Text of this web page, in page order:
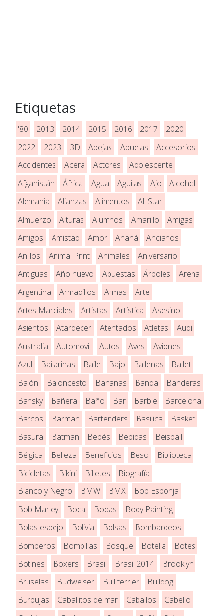
Etiquetas
'80 2013 2014 2015 2016 2017
2020
2022
2023 3D Abejas Abuelas
Accesorios
Accidentes
Acera Actores
Adolescente
Afganistán
África Agua Aguilas Ajo
Alcohol
Alemania
Alianzas Alimentos
All Star
Almuerzo
Alturas Alumnos Amarillo
Amigas
Amigos
Amistad Amor Ananá
Ancianos
Anillos
Animal Print Animales
Aniversario
Antiguas
Año nuevo Apuestas Árboles
Arena
Argentina
Armadillos Armas
Arte
Artes Marciales
Artistas Artística
Asesino
Asientos
Atardecer Atentados Atletas
Audi
Australia
Automovil Autos Aves
Aviones
Azul
Bailarinas Baile Bajo Ballenas
Ballet
Balón
Baloncesto Bananas Banda
Banderas
Bansky
Bañera Baño Bar Barbie
Barcelona
Barcos
Barman Bartenders Basilica
Basket
Basura
Batman Bebés Bebidas
Beisball
Bélgica
Belleza Beneficios Beso
Biblioteca
Bicicletas
Bikini Billetes
Biografía
Blanco y Negro
BMW BMX
Bob Esponja
Bob Marley
Boca Bodas
Body Painting
Bolas espejo
Bolivia Bolsas
Bombardeos
Bomberos
Bombillas Bosque Botella
Botes
Botines
Boxers Brasil Brasil 2014
Brooklyn
Bruselas
Budweiser Bull terrier
Bulldog
Burbujas
Caballitos de mar Caballos
Cabello